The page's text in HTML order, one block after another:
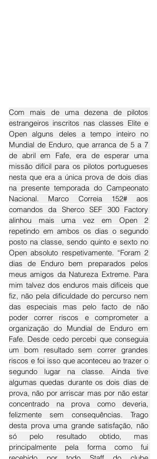
Com mais de uma dezena de pilotos
estrangeiros inscritos nas classes Elite e
Open alguns deles a tempo inteiro no
Mundial de Enduro, que arranca de 5 a 7
de abril em Fafe, era de esperar uma
missão difícil para os pilotos portugueses
nesta que era a única prova de dois dias
na presente temporada do Campeonato
Nacional. Marco Correia 152# aos
comandos da Sherco SEF 300 Factory
alinhou mais uma vez em Open 2
repetindo em ambos os dias o segundo
posto na classe, sendo quinto e sexto no
Open absoluto respetivamente. “Foram 2
dias de Enduro bem preparados pelos
meus amigos da Natureza Extreme. Para
mim talvez dos enduros mais difíceis que
fiz, não pela dificuldade do percurso nem
das especiais mas pelo facto de não
poder correr riscos e comprometer a
organização do Mundial de Enduro em
Fafe. Desde cedo percebi que conseguia
um bom resultado sem correr grandes
riscos e foi isso que aconteceu ao trazer o
segundo lugar na classe. Ainda tive
algumas quedas durante os dois dias de
prova, não por arriscar mas por não estar
concentrado na prova como deveria,
felizmente sem consequências. Trago
desta prova uma grande satisfação, não
só pelo resultado obtido, mas
principalmente pela forma como fui